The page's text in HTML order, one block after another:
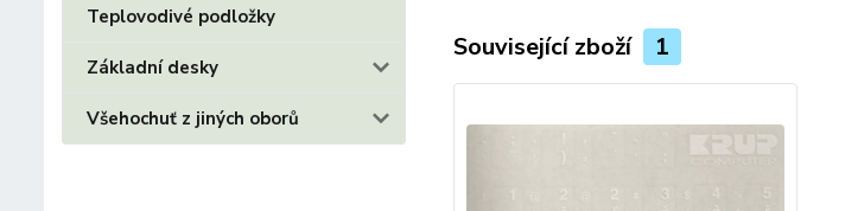
Teplovodivé podložky
Základní desky
Všehochuť z jiných oborů
Související zboží 1